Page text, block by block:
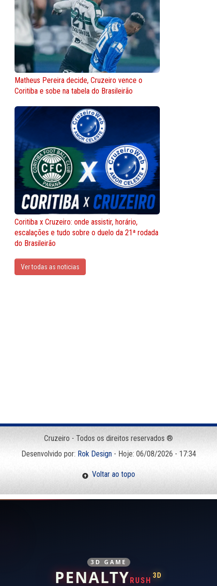
Matheus Pereira decide, Cruzeiro vence o
Coritiba e sobe na tabela do Brasileirão
Coritiba x Cruzeiro: onde assistir, horário,
escalações e tudo sobre o duelo da 21ª rodada
do Brasileirão
Ver todas as noticias
Cruzeiro - Todos os direitos reservados ®
Desenvolvido por: Rok Design- Hoje: 06/08/2026 - 17:34
Voltar ao topo
3D GAME
PENALTY RUSH
3D